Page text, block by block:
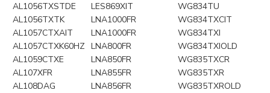
AL1056TXSTDE
LES869XIT
WG834TU
AL1056TXTK
LNA1000FR
WG834TXCIT
AL1057CTXAIT
LNA1000FR
WG834TXI
AL1057CTXK60HZ LNA800FR
WG834TXIOLD
AL1059CTXE
LNA850FR
WG835TXCR
AL107XFR
LNA855FR
WG835TXR
AL108DAG
LNA856FR
WG835TXROLD